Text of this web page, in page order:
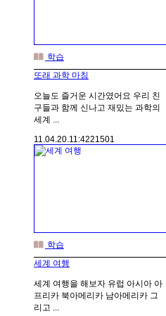
학습
또래 과학 마침
오늘도 즐거운 시간였어요 우리 친
구들과 함께 신나고 재밌는 과학의
세계 ...
11.04.20.11:4221501
학습
세계 여행
세계 여행을 해보자 유럽 아시아 아
프리카 북아메리카 남아메리카 그
리고 ...